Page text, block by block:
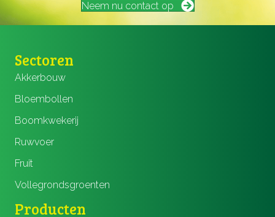
Neem nu contact op
Sectoren
Akkerbouw
Bloembollen
Boomkwekerij
Ruwvoer
Fruit
Vollegrondsgroenten
Producten